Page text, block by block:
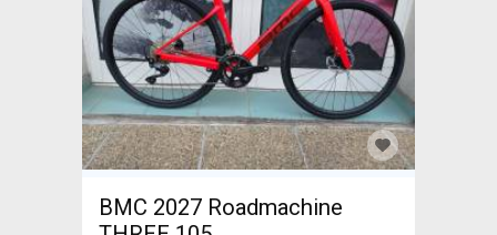
BMC 2027 Roadmachine